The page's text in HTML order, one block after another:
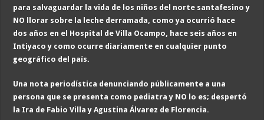
para salvaguardar la vida de los niños del norte santafesino y
NO llorar sobre la leche derramada, como ya ocurrió hace
dos años en el Hospital de Villa Ocampo, hace seis años en
Intiyaco y como ocurre diariamente en cualquier punto
geográfico del país.
Una nota periodística denunciando públicamente a una
persona que se presenta como pediatra y NO lo es; despertó
la Ira de Fabio Villa y Agustina Álvarez de Florencia.